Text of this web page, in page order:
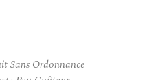
Sans Ordonnance